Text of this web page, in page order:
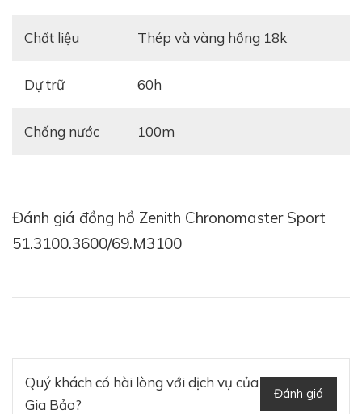
Chất liệu thép và vàng hồng 18k
Dự trữ 60h
Chống nước 100m
Đánh giá đồng hồ Zenith Chronomaster Sport
51.3100.3600/69.M3100
Quý khách có hài lòng với dịch vụ của
Gia Bảo?
Đánh giá